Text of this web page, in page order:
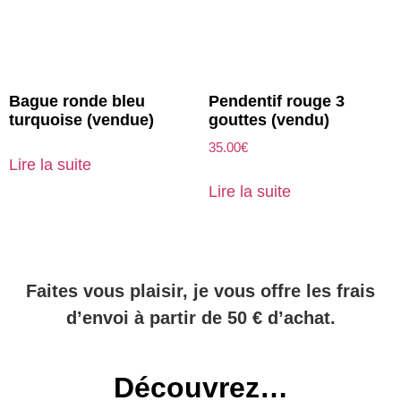
Bague ronde bleu
turquoise (vendue)
Lire la suite
Pendentif rouge 3
gouttes (vendu)
35.00€
Lire la suite
Faites vous plaisir, je vous offre les frais
d’envoi à partir de 50 € d’achat.
Découvrez…